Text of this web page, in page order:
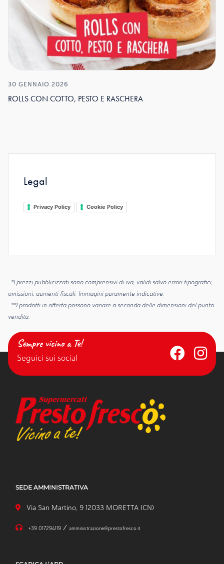
30 GENNAIO 2026
ROLLS CON COTTO, PESTO E RASCHERA
Legal
Privacy Policy Cookie Policy
*I prezzi pubblicizzati sono comprensivi di iva, validi salvo errori tipografici,
omissioni, aumenti fiscali. Immagini puramente indicative.
**I prodotti in offerta possono variare a seconda delle dimensioni del punto
vendita.
Sempre vicino a Te!
Seguici sui social
SEDE AMMINISTRATIVA
Via San Martino, 9 12033 MORETTA (CN)
+39 017294119/ amministrazione@prestofresco.it